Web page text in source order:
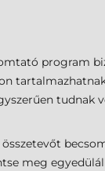
program
meg